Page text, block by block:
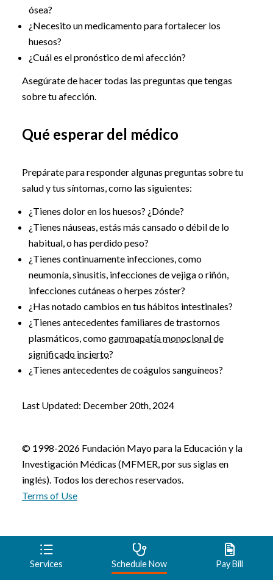
ósea?
¿Necesito un medicamento para fortalecer los
huesos?
¿Cuál es el pronóstico de mi afección?
Asegúrate de hacer todas las preguntas que tengas
sobre tu afección.
Qué esperar del médico
Prepárate para responder algunas preguntas sobre tu
salud y tus síntomas, como las siguientes:
¿Tienes dolor en los huesos? ¿Dónde?
¿Tienes náuseas, estás más cansado o débil de lo
habitual, o has perdido peso?
¿Tienes continuamente infecciones, como
neumonía, sinusitis, infecciones de vejiga o riñón,
infecciones cutáneas o herpes zóster?
¿Has notado cambios en tus hábitos intestinales?
¿Tienes antecedentes familiares de trastornos
plasmáticos, comogammapatía monoclonal de
significado incierto?
¿Tienes antecedentes de coágulos sanguíneos?
Last Updated: December 20th, 2024
© 1998-2026 Fundación Mayo para la Educación y la
Investigación Médicas (MFMER, por sus siglas en
inglés). Todos los derechos reservados.
Terms of Use
Talk to a Beacon Provider
Services Schedule Now Pay Bill